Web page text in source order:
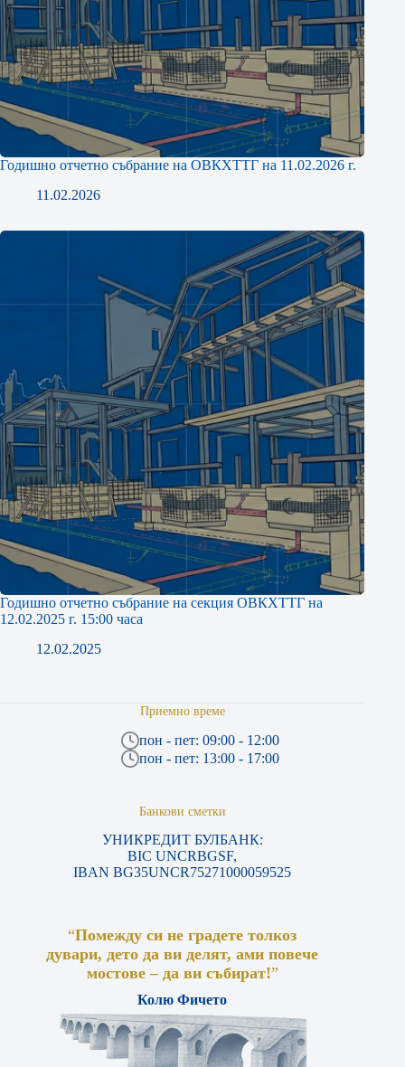
Годишно отчетно събрание на ОВКХТТГ на 11.02.2026 г.
11.02.2026
Годишно отчетно събрание на секция ОВКХТТГ на
12.02.2025 г. 15:00 часа
12.02.2025
Приемно време
пон - пет: 09:00 - 12:00
пон - пет: 13:00 - 17:00
Банкови сметки
УНИКРЕДИТ БУЛБАНК:
BIC UNCRBGSF,
IBAN BG35UNCR75271000059525
“Помежду си не градете толкоз
дувари, дето да ви делят, ами повече
мостове – да ви събират!”
Колю Фичето